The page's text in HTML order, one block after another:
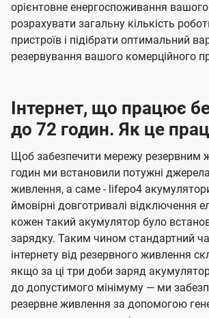
орієнтовне енергоспоживання
розрахувати загальну кількість
пристроїв і підібрати оптимальний
резервування вашого комерційного
Інтернет, що працює
до 72 годин. Як це
Щоб забезпечити мережу резервним
годин ми встановили потужні
живлення, а саме - lifepo4
ймовірні довготривалі відключення
кожен такий акумулятор було
зарядку. Таким чином стандартний
інтернету від резервного живлення
якщо за ці три доби заряд
до допустимого мінімуму — ми
резервне живлення за допомогою